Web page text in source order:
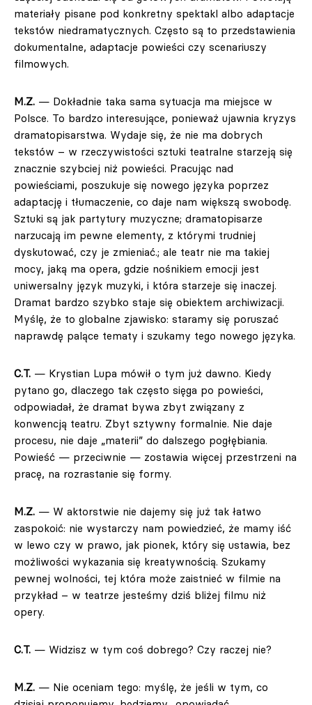
materiały pisane pod konkretny spektakl albo adaptacje
tekstów niedramatycznych. Często są to przedstawienia
dokumentalne, adaptacje powieści czy scenariuszy
filmowych.
M.Z. — Dokładnie taka sama sytuacja ma miejsce w
Polsce. To bardzo interesujące, ponieważ ujawnia kryzys
dramatopisarstwa. Wydaje się, że nie ma dobrych
tekstów – w rzeczywistości sztuki teatralne starzeją się
znacznie szybciej niż powieści. Pracując nad
powieściami, poszukuje się nowego języka poprzez
adaptację i tłumaczenie, co daje nam większą swobodę.
Sztuki są jak partytury muzyczne; dramatopisarze
narzucają im pewne elementy, z którymi trudniej
dyskutować, czy je zmieniać.; ale teatr nie ma takiej
mocy, jaką ma opera, gdzie nośnikiem emocji jest
uniwersalny język muzyki, i która starzeje się inaczej.
Dramat bardzo szybko staje się obiektem archiwizacji.
Myślę, że to globalne zjawisko: staramy się poruszać
naprawdę palące tematy i szukamy tego nowego języka.
C.T. — Krystian Lupa mówił o tym już dawno. Kiedy
pytano go, dlaczego tak często sięga po powieści,
odpowiadał, że dramat bywa zbyt związany z
konwencją teatru. Zbyt sztywny formalnie. Nie daje
procesu, nie daje „materii” do dalszego pogłębiania.
Powieść — przeciwnie — zostawia więcej przestrzeni na
pracę, na rozrastanie się formy.
M.Z. — W aktorstwie nie dajemy się już tak łatwo
zaspokoić: nie wystarczy nam powiedzieć, że mamy iść
w lewo czy w prawo, jak pionek, który się ustawia, bez
możliwości wykazania się kreatywnością. Szukamy
pewnej wolności, tej która może zaistnieć w filmie na
przykład – w teatrze jesteśmy dziś bliżej filmu niż
opery.
C.T. — Widzisz w tym coś dobrego? Czy raczej nie?
M.Z. — Nie oceniam tego: myślę, że jeśli w tym, co